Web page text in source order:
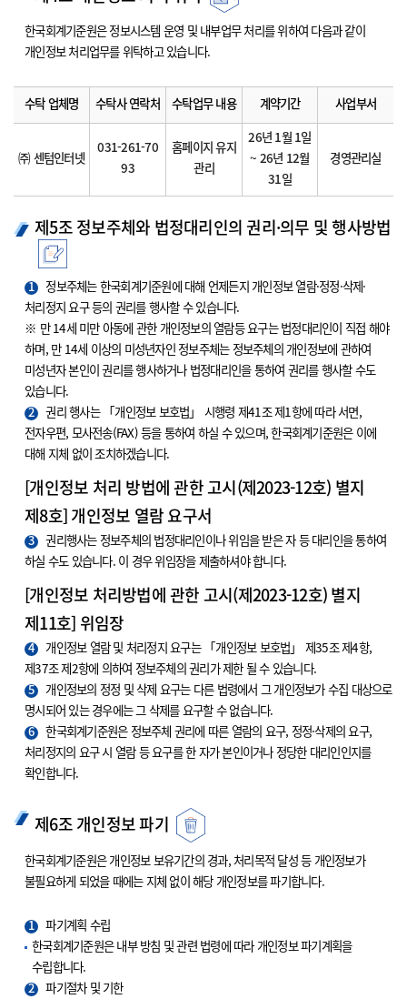
한국회계기준원은 정보시스템 운영 및 내부업무 처리를 위하여 다음과 같이
개인정보 처리업무를 위탁하고 있습니다.
수탁 업체명 수탁사 연락처 수탁업무 내용 계약기간 사업부서
㈜ 센텀인터넷
031-261-70
93
홈페이지 유지
관리
26년 1월 1일
~ 26년 12월
31일
경영관리실
제5조 정보주체와 법정대리인의 권리·의무 및 행사방법
1
정보주체는 한국회계기준원에 대해 언제든지 개인정보 열람·정정·삭제·
처리정지 요구 등의 권리를 행사할 수 있습니다.
※ 만 14세 미만 아동에 관한 개인정보의 열람등 요구는 법정대리인이 직접 해야
하며, 만 14세 이상의 미성년자인 정보주체는 정보주체의 개인정보에 관하여
미성년자 본인이 권리를 행사하거나 법정대리인을 통하여 권리를 행사할 수도
있습니다.
2
권리 행사는 「개인정보 보호법」 시행령 제41조 제1항에 따라 서면,
전자우편, 모사전송(FAX) 등을 통하여 하실 수 있으며, 한국회계기준원은 이에
대해 지체 없이 조치하겠습니다.
[개인정보 처리 방법에 관한 고시(제2023-12호) 별지
제8호] 개인정보 열람 요구서
3
권리행사는 정보주체의 법정대리인이나 위임을 받은 자 등 대리인을 통하여
하실 수도 있습니다. 이 경우 위임장을 제출하셔야 합니다.
[개인정보 처리방법에 관한 고시(제2023-12호) 별지
제11호] 위임장
4
개인정보 열람 및 처리정지 요구는 「개인정보 보호법」 제35조 제4항,
제37조 제2항에 의하여 정보주체의 권리가 제한 될 수 있습니다.
5
개인정보의 정정 및 삭제 요구는 다른 법령에서 그 개인정보가 수집 대상으로
명시되어 있는 경우에는 그 삭제를 요구할 수 없습니다.
6
한국회계기준원은 정보주체 권리에 따른 열람의 요구, 정정·삭제의 요구,
처리정지의 요구 시 열람 등 요구를 한 자가 본인이거나 정당한 대리인인지를
확인합니다.
제6조 개인정보 파기
한국회계기준원은 개인정보 보유기간의 경과, 처리목적 달성 등 개인정보가
불필요하게 되었을 때에는 지체 없이 해당 개인정보를 파기합니다.
1
파기계획 수립
한국회계기준원은 내부 방침 및 관련 법령에 따라 개인정보 파기계획을
수립합니다.
2
파기절차 및 기한